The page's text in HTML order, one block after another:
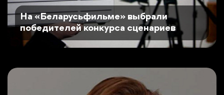
На «Беларусьфильме» выбрали
победителей конкурса сценариев